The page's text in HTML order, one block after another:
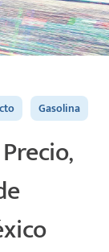
Gasolina